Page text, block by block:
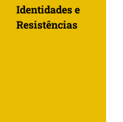
Identidades e
Resistências